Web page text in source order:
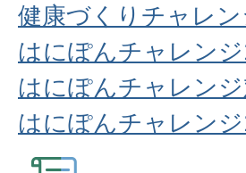
健康づくりチャレ
はにぽんチャレン
はにぽんチャレン
はにぽんチャレン